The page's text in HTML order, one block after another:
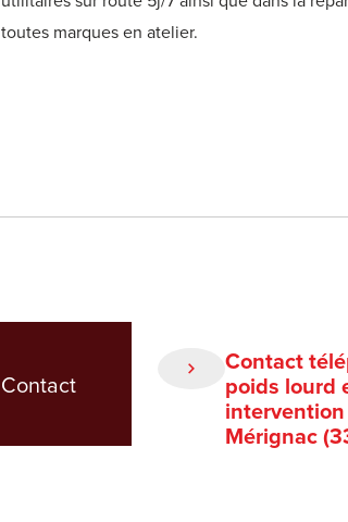
toutes marques en atelier.
Contact
Contact
poids lourd
Mérignac